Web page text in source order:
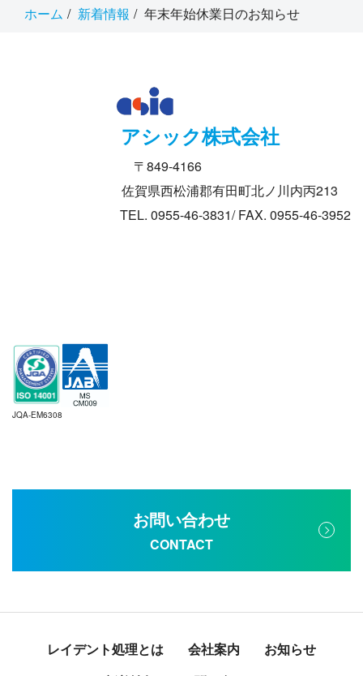
ホーム 新着情報 年末年始休業日のお知らせ
アシック株式会社
〒849-4166
佐賀県西松浦郡有田町北ノ川内丙213
TEL. 0955-46-3831/ FAX. 0955-46-3952
JQA-EM6308
お問い合わせ
CONTACT
レイデント処理とは 会社案内
お知らせ